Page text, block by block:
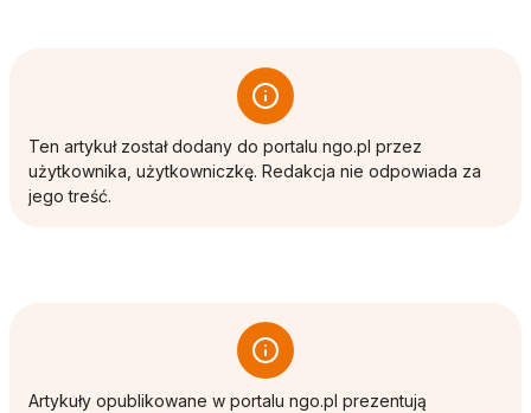
Ten artykuł został dodany do portalu ngo.pl przez
użytkownika, użytkowniczkę. Redakcja nie odpowiada za
jego treść.
Artykuły opublikowane w portalu ngo.pl prezentują